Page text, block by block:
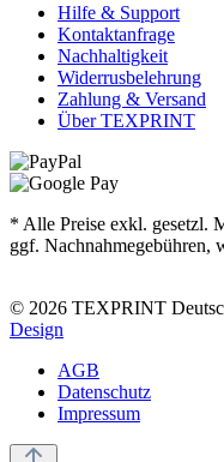
Hilfe & Support
Kontaktanfrage
Nachhaltigkeit
Widerrusbelehrung
Zahlung & Versand
Über TEXPRINT
* Alle Preise exkl. gesetzl.
ggf. Nachnahmegebühren,
© 2026 TEXPRINT
Design
AGB
Datenschutz
Impressum